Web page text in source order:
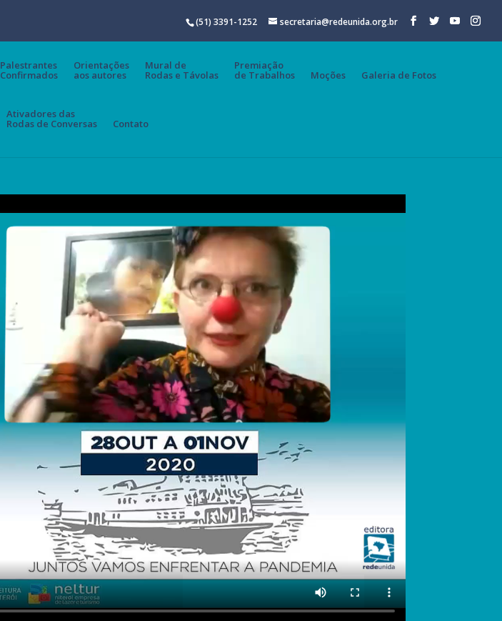
(51) 3391-1252 secretaria@redeunida.org.br
Palestrantes
Confirmados
Orientações
aos autores
Mural de
Rodas e Távolas
Premiação
de Trabalhos Moções Galeria de Fotos
Ativadores das
Rodas de Conversas Contato